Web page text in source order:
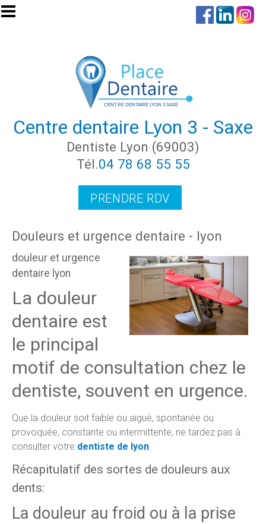
Aller au contenu principal
Centre dentaire Lyon 3 - Saxe
Dentiste Lyon (69003)
Tél.04 78 68 55 55
PRENDRE RDV
Douleurs et urgence dentaire - lyon
douleur et urgence
dentaire lyon
La douleur
dentaire est
le principal
motif de consultation chez le
dentiste, souvent en urgence.
Que la douleur soit faible ou aiguë, spontanée ou
provoquée, constante ou intermittente, ne tardez pas à
consulter votre dentiste de lyon.
Récapitulatif des sortes de douleurs aux
dents:
La douleur au froid ou à la prise